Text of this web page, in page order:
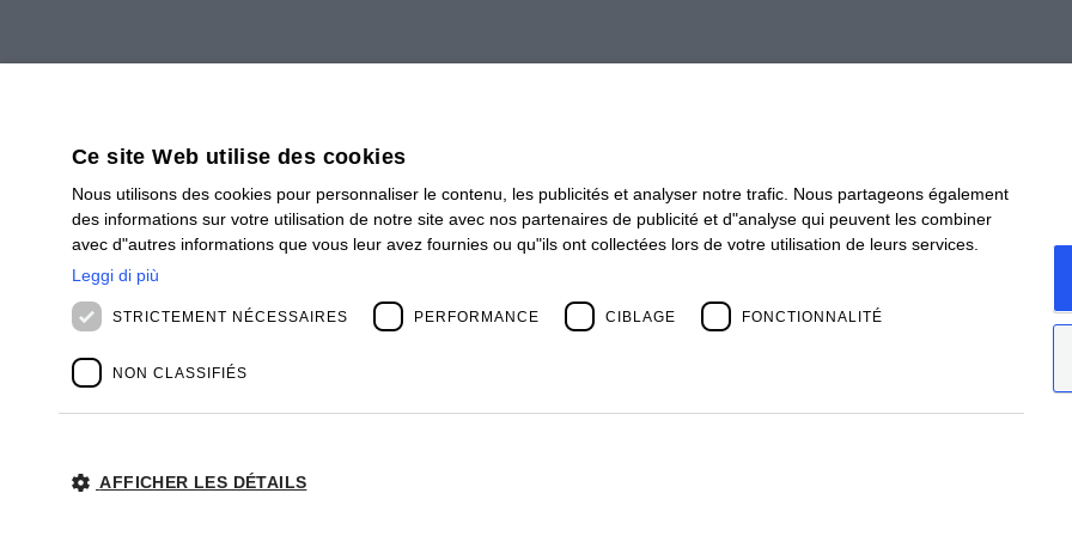
Take
SOUSCRIRE
INSCRIVEZ-VOUS
CONTACT
Offices
Open positions
Past
Ce site Web utilise des cookies
Nous utilisons des cookies pour personnaliser le contenu, les publicités et analyser notre trafic. Nous partageons également
des informations sur votre utilisation de notre site avec nos partenaires de publicité et d"analyse qui peuvent les combiner
avec d"autres informations que vous leur avez fournies ou qu"ils ont collectées lors de votre utilisation de leurs services.
Leggi di più
STRICTEMENT NÉCESSAIRES PERFORMANCE CIBLAGE FONCTIONNALITÉ
NON CLASSIFIÉS
AFFICHER LES DÉTAILS